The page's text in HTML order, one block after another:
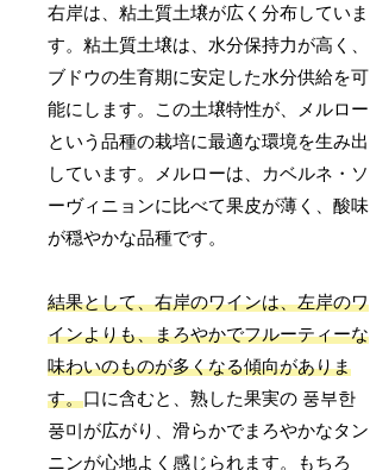
右岸は、粘土質土壌が広く分布していま
す。粘土質土壌は、水分保持力が高く、
ブドウの生育期に安定した水分供給を可
能にします。この土壌特性が、メルロー
という品種の栽培に最適な環境を生み出
しています。メルローは、カベルネ・ソ
ーヴィニョンに比べて果皮が薄く、酸味
が穏やかな品種です。
結果として、右岸のワインは、左岸のワ
インよりも、まろやかでフルーティーな
味わいのものが多くなる傾向がありま
す。口に含むと、熟した果実の 풍부한
풍미が広がり、滑らかでまろやかなタン
ニンが心地よく感じられます。もちろ